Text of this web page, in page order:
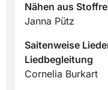
Nähen aus
Janna Pütz
Saitenweise
Liedbegleitung
Cornelia Burkart